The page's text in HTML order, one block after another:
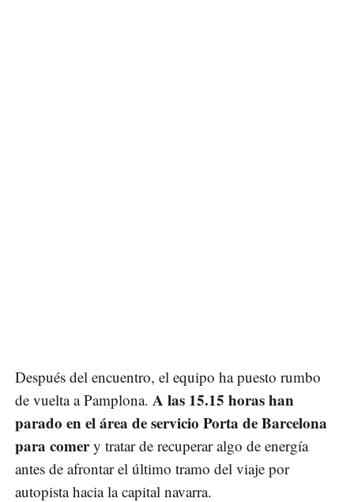
Después del encuentro, el equipo ha puesto rumbo
de vuelta a Pamplona. A las 15.15 horas han
parado en el área de servicio Porta de Barcelona
para comery tratar de recuperar algo de energía
antes de afrontar el último tramo del viaje por
autopista hacia la capital navarra.